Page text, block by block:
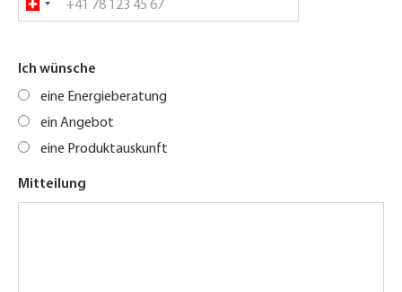
Ich wünsche
eine Energieberatung
ein Angebot
eine Produktauskunft
Mitteilung